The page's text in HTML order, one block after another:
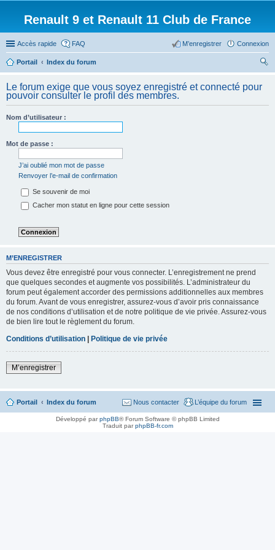
Renault 9 et Renault 11 Club de France
Accès rapide FAQ Connexion
M’enregistrer
Portail
Index du forum
her
ch
Le forum exige que vous soyez enregistré et connecté pour
pouvoir consulter le profil des membres.
Nom d’utilisateur :
Mot de passe :
J’ai oublié mon mot de passe
Renvoyer l’e-mail de confirmation
Se souvenir de moi
Cacher mon statut en ligne pour cette session
M’ENREGISTRER
Vous devez être enregistré pour vous connecter. L’enregistrement ne prend
que quelques secondes et augmente vos possibilités. L’administrateur du
forum peut également accorder des permissions additionnelles aux membres
du forum. Avant de vous enregistrer, assurez-vous d’avoir pris connaissance
de nos conditions d’utilisation et de notre politique de vie privée. Assurez-vous
de bien lire tout le règlement du forum.
Conditions d’utilisation | Politique de vie privée
M’enregistrer
Portail Index du forum L’équipe du forum
Nous contacter
Développé parphpBB® Forum Software © phpBB Limited
Traduit parphpBB-fr.com